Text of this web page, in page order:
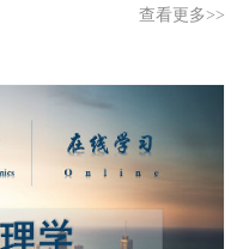
查看更多>>